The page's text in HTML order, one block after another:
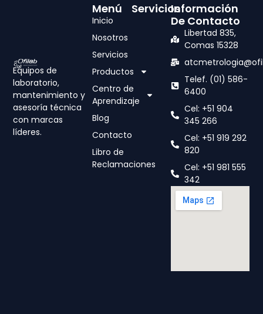
Equipos de
laboratorio,
mantenimiento y
asesoría técnica
con marcas
líderes.
Servicios
Menú
Inicio
Nosotros
Servicios
Productos
Centro de
Aprendizaje
Blog
Contacto
Libro de
Reclamaciones
Información
De Contacto
Libertad 835,
Comas 15328
Telef. (01) 586-
6400
Cel: +51 904
345 266
Cel: +51 919 292
820
Cel: +51 981 555
342